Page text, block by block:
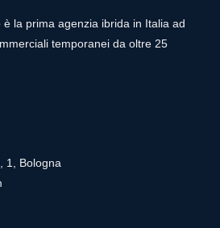
la prima agenzia ibrida in Italia ad
temporanei da oltre 25
1, Bologna